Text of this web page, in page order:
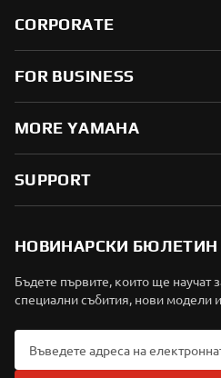
CORPORATE
FOR BUSINESS
MORE YAMAHA
SUPPORT
НОВИНАРСКИ БЮЛЕТИН
Бъдете първите, които ще научат
специални събития, нови модели